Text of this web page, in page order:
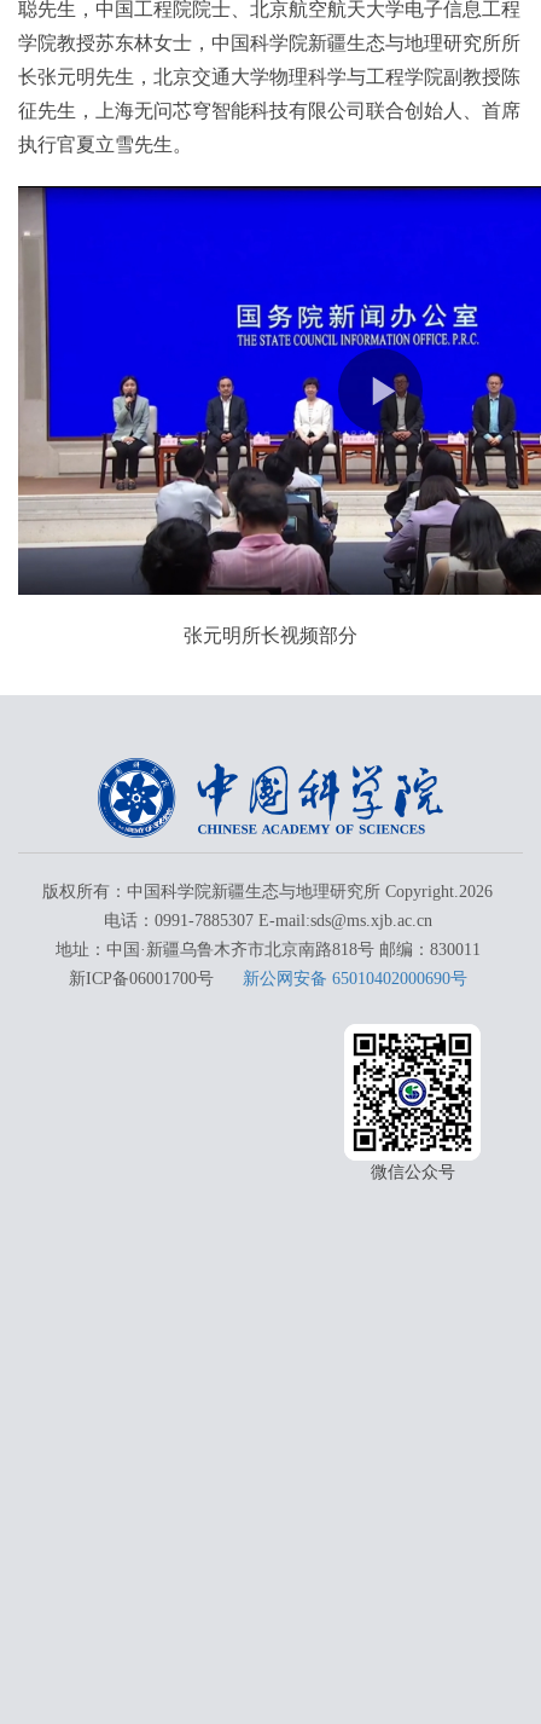
聪先生，中国工程院院士、北京航空航天大学电子信息工程
学院教授苏东林女士，中国科学院新疆生态与地理研究所所
长张元明先生，北京交通大学物理科学与工程学院副教授陈
征先生，上海无问芯穹智能科技有限公司联合创始人、首席
执行官夏立雪先生。
张元明所长视频部分
版权所有：中国科学院新疆生态与地理研究所 Copyright. 2026
电话：0991-7885307 E-mail:sds@ms.xjb.ac.cn
地址：中国·新疆乌鲁木齐市北京南路818号 邮编：830011
新ICP备06001700号 新公网安备 65010402000690号
微信公众号